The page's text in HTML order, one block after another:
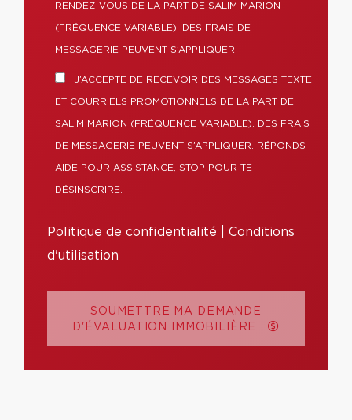
RENDEZ-VOUS DE LA PART DE SALIM MARION
(FRÉQUENCE VARIABLE). DES FRAIS DE
MESSAGERIE PEUVENT S’APPLIQUER.
J’ACCEPTE DE RECEVOIR DES MESSAGES TEXTE
ET COURRIELS PROMOTIONNELS DE LA PART DE
SALIM MARION (FRÉQUENCE VARIABLE). DES FRAIS
DE MESSAGERIE PEUVENT S’APPLIQUER. RÉPONDS
AIDE POUR ASSISTANCE, STOP POUR TE
DÉSINSCRIRE.
Politique de confidentialité
Conditions
d'utilisation
SOUMETTRE MA DEMANDE
D'ÉVALUATION IMMOBILIÈRE